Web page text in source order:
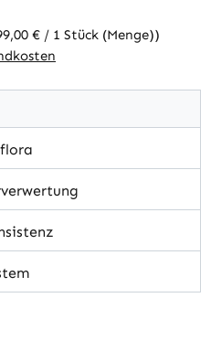
€ / 1 Stück (Menge))